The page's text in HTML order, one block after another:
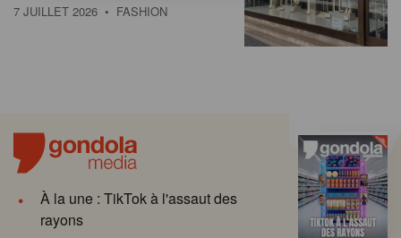
7 JUILLET 2026 • FASHION
À la une : TikTok à l'assaut des
rayons